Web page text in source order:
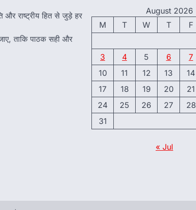
और राष्ट्रीय हित से जुड़े हर
ताकि पाठक सही और
August 2026
M
T W T F
3
4 5 6 7
10
11 12 13 14
17
18 19 20 21
24
25 26 27 28
31
« Jul